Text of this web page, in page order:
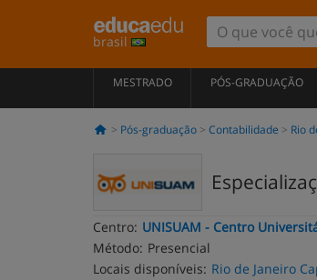
brasil
MESTRADO PÓS-GRADUAÇÃO
Pós-graduação Contabilidade Rio
Centro: UNISUAM - Centro
Método: Presencial
Locais disponíveis: Rio de Janeiro